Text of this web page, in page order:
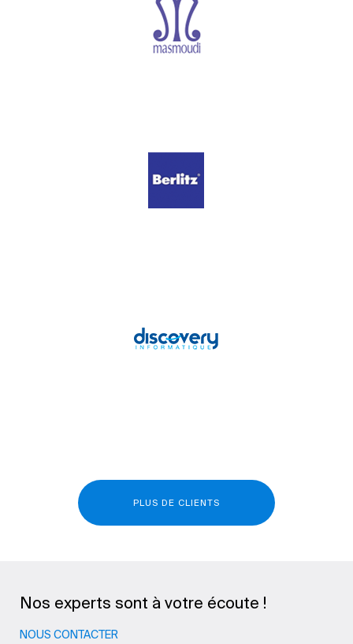
PLUS DE CLIENTS
Nos experts sont à votre écoute !
NOUS CONTACTER